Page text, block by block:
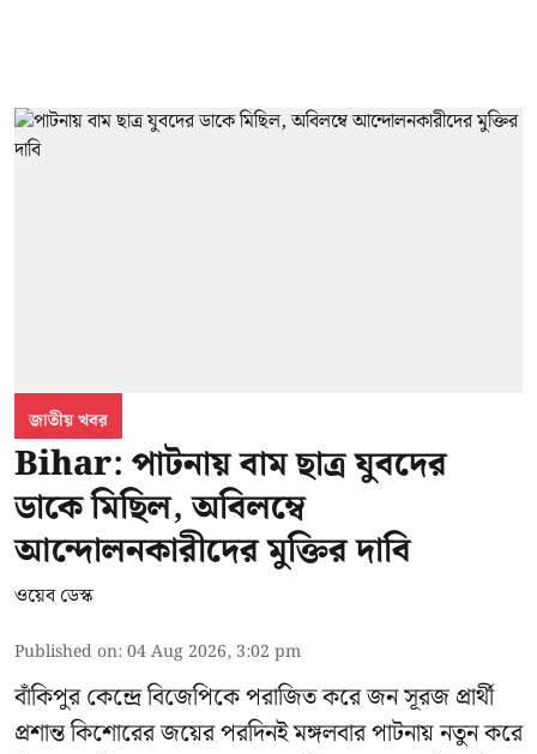
জাতীয় খবর
Bihar: পাটনায় বাম ছাত্র যুবদের
ডাকে মিছিল, অবিলম্বে
আন্দোলনকারীদের মুক্তির দাবি
ওয়েব ডেস্ক
Published on:04 Aug 2026, 3:02 pm
বাঁকিপুর কেন্দ্রে বিজেপিকে পরাজিত করে জন সূরজ প্রার্থী
প্রশান্ত কিশোরের জয়ের পরদিনই মঙ্গলবার পাটনায় নতুন করে